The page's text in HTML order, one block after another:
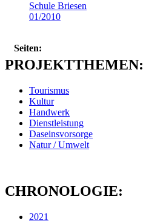
Schule Briesen
01/2010
Seiten:
PROJEKTTHEMEN:
Tourismus
Kultur
Handwerk
Dienstleistung
Daseinsvorsorge
Natur / Umwelt
CHRONOLOGIE:
2021